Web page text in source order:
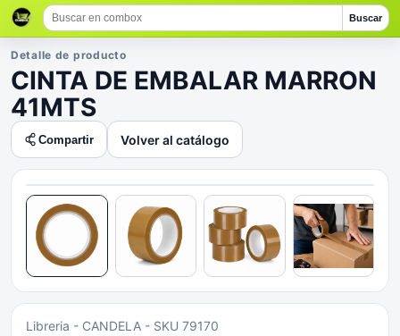
Buscar
Detalle de producto
CINTA DE EMBALAR MARRON
41MTS
Compartir Volver al catálogo
Libreria - CANDELA - SKU 79170